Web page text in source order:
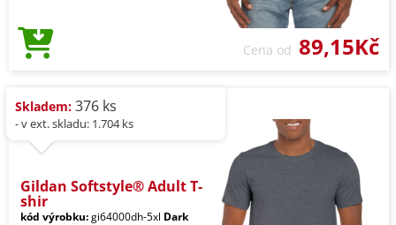
Cena od 89,15Kč
Skladem: 376 ks
- v ext. skladu: 1.704 ks
Gildan Softstyle® Adult T-
shir
kód výrobku:gi64000dh-5xl Dark